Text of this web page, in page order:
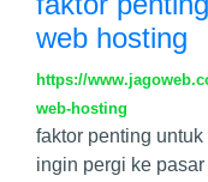
web hosting
https://
web-hosting
faktor penting
ingin pergi ke